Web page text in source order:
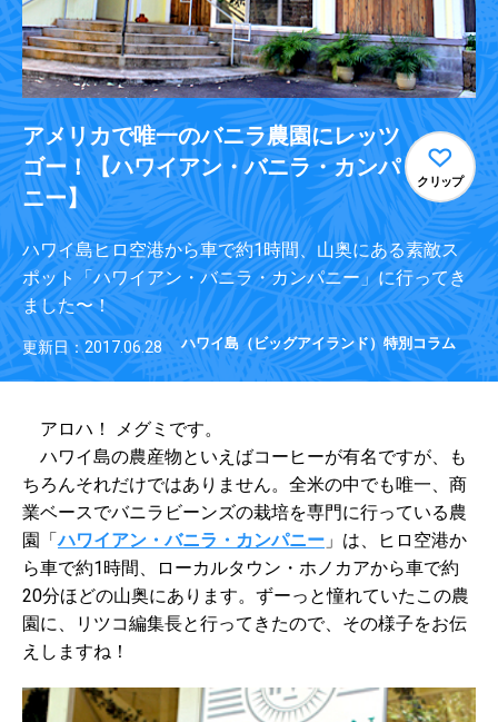
アメリカで唯一のバニラ農園にレッツ
ゴー！【ハワイアン・バニラ・カンパ
ニー】
クリップ
ハワイ島ヒロ空港から車で約1時間、山奥にある素敵ス
ポット「ハワイアン・バニラ・カンパニー」に行ってき
ました〜！
更新日：2017.06.28 ハワイ島（ビッグアイランド）特別コラム
アロハ！ メグミです。
ハワイ島の農産物といえばコーヒーが有名ですが、も
ちろんそれだけではありません。全米の中でも唯一、商
業ベースでバニラビーンズの栽培を専門に行っている農
園「ハワイアン・バニラ・カンパニー 」は、ヒロ空港か
ら車で約1時間、ローカルタウン・ホノカアから車で約
20分ほどの山奥にあります。ずーっと憧れていたこの農
園に、リツコ編集長と行ってきたので、その様子をお伝
えしますね！